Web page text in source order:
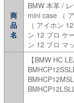
商
品
名
BMW 本革 /
mini case （
（ アイホン
ン 12 プロ ケ
ン 12 プロ マ
【BMW HC